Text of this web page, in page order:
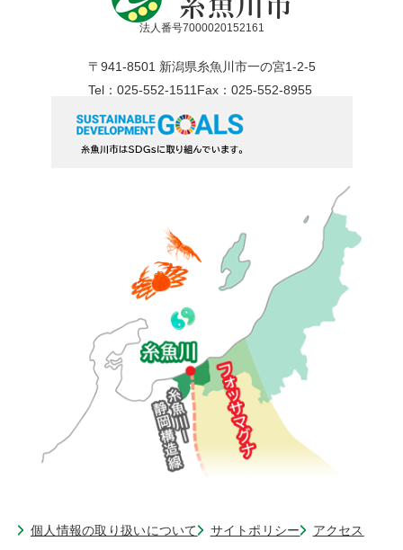
法人番号7000020152161
〒941-8501 新潟県糸魚川市一の宮1-2-5
Tel：025-552-1511 Fax：025-552-8955
個人情報の取り扱いについて サイトポリシー アクセス